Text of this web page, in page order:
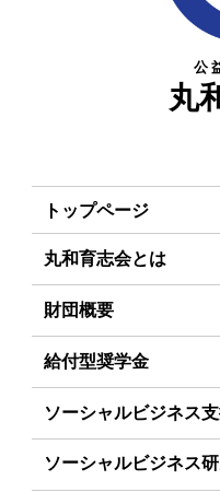
公
丸
トップページ
丸和育志会とは
理事長あいさつ
丸和育志会の目指す未
学生のみなさんへ
起業を考えているみな
財団概要
理念
組織
給付型奨学金
事業方針
募集要項
ソーシャルビジネス
事業方針
ソーシャルビジネス